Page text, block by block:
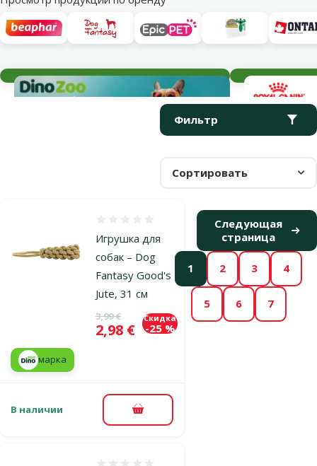
Параметрический фильтр
Фильтр
Выбранные фильтры
Сортировать
Продукты в категории Забота о зубах
Игрушка для
собак – Dog
Fantasy Good's
Jute, 31 см
Исходная цена
3,99 €
Цена
2,98 €
Скидка
-25 %
марка
В наличии В корзину
1 2 3 4
5 6 7
Следующая
страница